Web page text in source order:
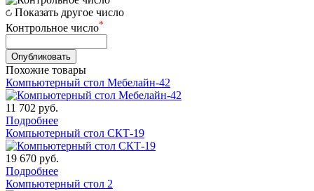
Показать другое число
Контрольное число*
Похожие товары
Компьютерный стол Мебелайн-42
11 702 руб.
Подробнее
Компьютерный стол СКТ-19
19 670 руб.
Подробнее
Компьютерный стол 2